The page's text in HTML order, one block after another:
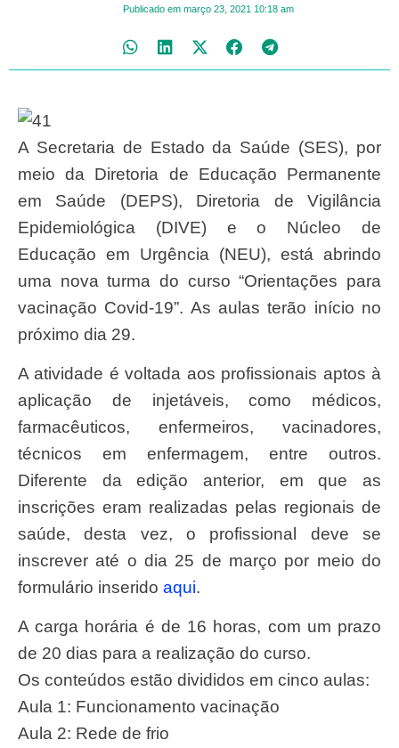
Publicado em março 23, 2021 10:18 am
A Secretaria de Estado da Saúde (SES), por
meio da Diretoria de Educação Permanente
em Saúde (DEPS), Diretoria de Vigilância
Epidemiológica (DIVE) e o Núcleo de
Educação em Urgência (NEU), está abrindo
uma nova turma do curso “Orientações para
vacinação Covid-19”. As aulas terão início no
próximo dia 29.
A atividade é voltada aos profissionais aptos à
aplicação de injetáveis, como médicos,
farmacêuticos, enfermeiros, vacinadores,
técnicos em enfermagem, entre outros.
Diferente da edição anterior, em que as
inscrições eram realizadas pelas regionais de
saúde, desta vez, o profissional deve se
inscrever até o dia 25 de março por meio do
formulário inserido aqui.
A carga horária é de 16 horas, com um prazo
de 20 dias para a realização do curso.
Os conteúdos estão divididos em cinco aulas:
Aula 1: Funcionamento vacinação
Aula 2: Rede de frio